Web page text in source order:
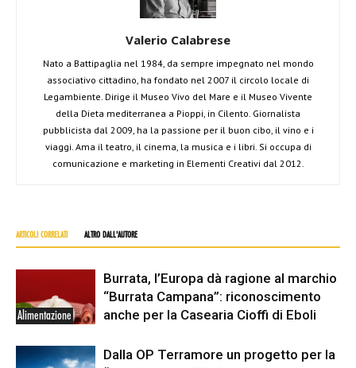
Valerio Calabrese
Nato a Battipaglia nel 1984, da sempre impegnato nel mondo
associativo cittadino, ha fondato nel 2007 il circolo locale di
Legambiente. Dirige il Museo Vivo del Mare e il Museo Vivente
della Dieta mediterranea a Pioppi, in Cilento. Giornalista
pubblicista dal 2009, ha la passione per il buon cibo, il vino e i
viaggi. Ama il teatro, il cinema, la musica e i libri. Si occupa di
comunicazione e marketing in Elementi Creativi dal 2012.
ARTICOLI CORRELATI ALTRO DALL'AUTORE
Alimentazione
Burrata, l’Europa dà ragione al marchio
“Burrata Campana”: riconoscimento
anche per la Casearia Cioffi di Eboli
Dalla OP Terramore un progetto per la